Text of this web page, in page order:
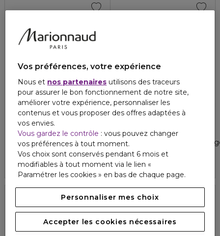
GUERLAIN
L'HEURE BLEUE 1912
Extrait de parfum
380,00 € 5 4
AQUA ALLEGORIA
Bergamote calabria -
199,00 € 4.9
Vos préférences, votre expérience
Nous et nos partenaires utilisons des traceurs
pour assurer le bon fonctionnement de notre site,
améliorer votre expérience, personnaliser les
contenus et vous proposer des offres adaptées à
vos envies.
Vous gardez le contrôle : vous pouvez changer
vos préférences à tout moment.
Vos choix sont conservés pendant 6 mois et
modifiables à tout moment via le lien «
Paramétrer les cookies » en bas de chaque page.
Personnaliser mes choix
Accepter les cookies nécessaires